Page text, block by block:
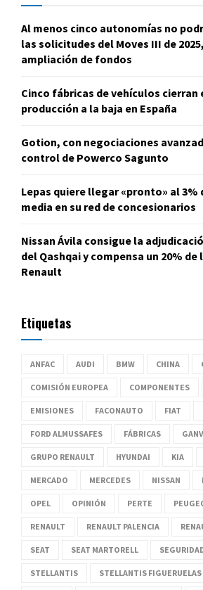
Al menos cinco autonomías no
las solicitudes del Moves III de
ampliación de fondos
Cinco fábricas de vehículos cierran
producción a la baja en España
Gotion, con negociaciones
control de Powerco Sagunto
Lepas quiere llegar «pronto» al
media en su red de concesionarios
Nissan Ávila consigue la
del Qashqai y compensa un 20% de
Renault
Etiquetas
ANFAC AUDI BMW CHINA
COMISIÓN EUROPEA COMPONENTES
EMISIONES FACONAUTO FIAT
FORD ALMUSSAFES FÁBRICAS
GRUPO RENAULT HYUNDAI KIA
MERCADO MERCEDES NISSAN
OPEL OPINIÓN PERTE
RENAULT RENAULT PALENCIA
SEAT SEAT MARTORELL
STELLANTIS STELLANTIS FIGUERUELAS